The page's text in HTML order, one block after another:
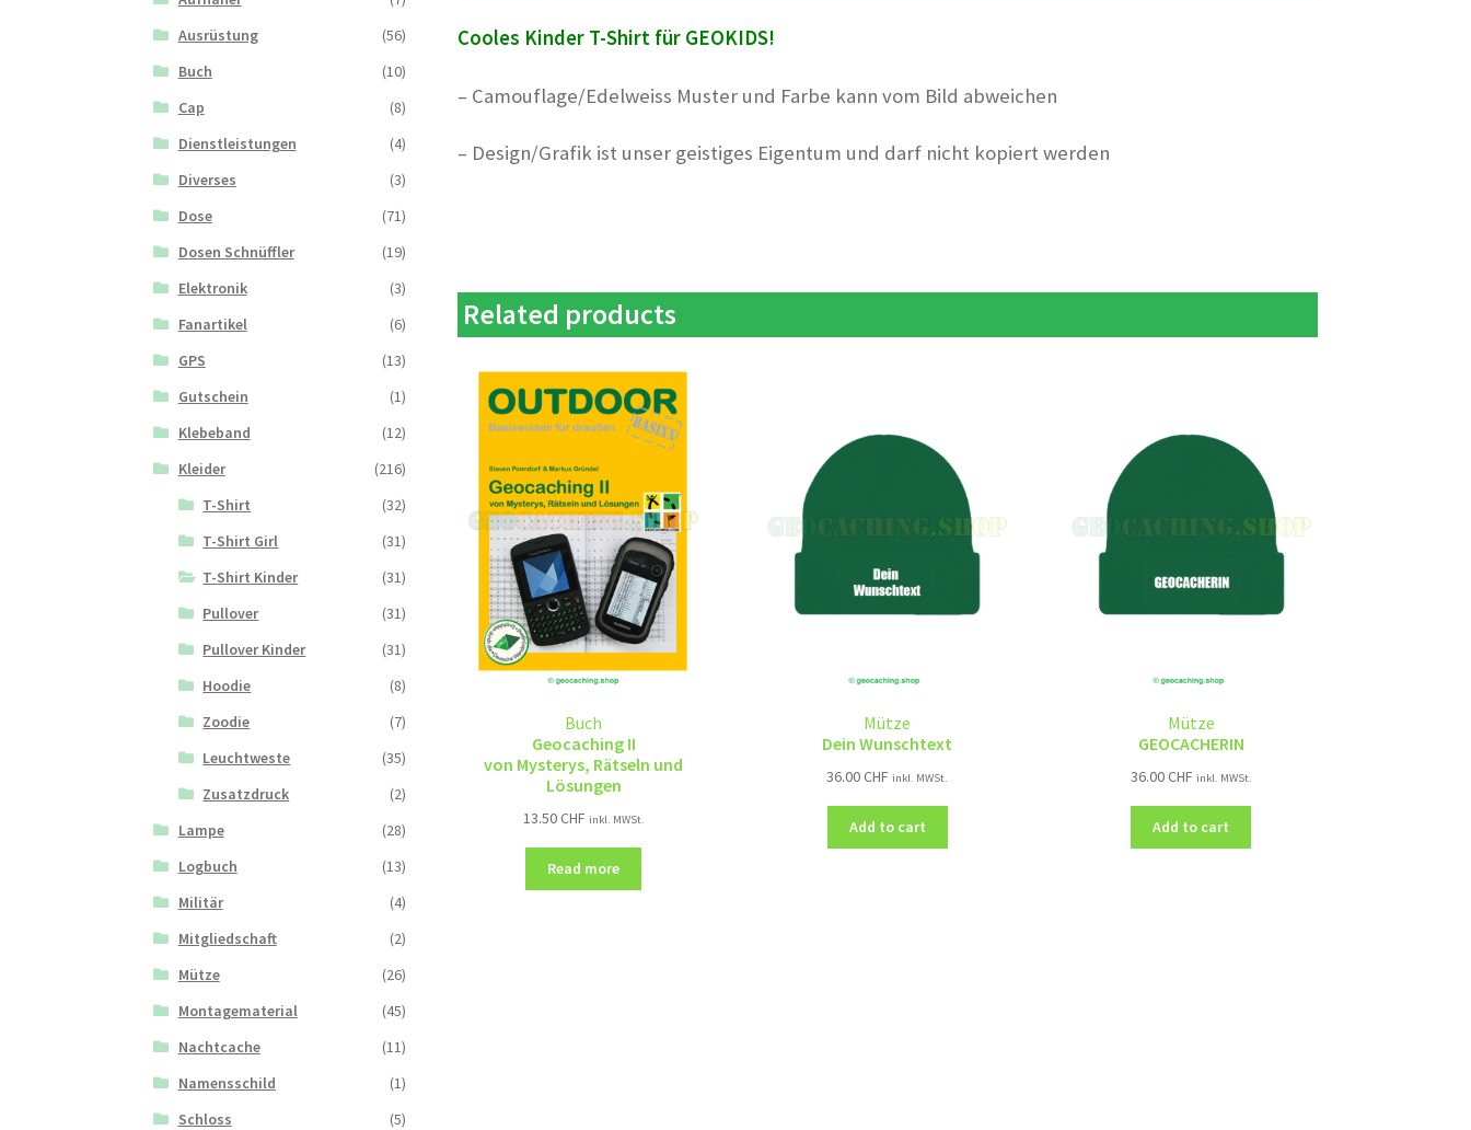
Cooles Kinder T-Shirt für GEOKIDS!
– Camouflage/Edelweiss Muster und Farbe kann vom Bild abweichen
– Design/Grafik ist unser geistiges Eigentum und darf nicht kopiert werden
Related products
Buch
Geocaching II
von Mysterys, Rätseln und
Lösungen
13.50CHF inkl. MWSt.
Read more
Mütze
Dein Wunschtext
36.00CHF inkl. MWSt.
Add to cart
Mütze
GEOCACHERIN
36.00CHF inkl. MWSt.
Add to cart
Ausrüstung
(56)
Buch
(10)
Cap
(8)
Dienstleistungen
(4)
Diverses
(3)
Dose
(71)
Dosen Schnüffler
(19)
Elektronik
(3)
Fanartikel
(6)
GPS
(13)
Gutschein
(1)
Klebeband
(12)
Kleider
(216)
T-Shirt
(32)
T-Shirt Girl
(31)
T-Shirt Kinder
(31)
Pullover
(31)
Pullover Kinder
(31)
Hoodie
(8)
Zoodie
(7)
Leuchtweste
(35)
Zusatzdruck
(2)
Lampe
(28)
Logbuch
(13)
Militär
(4)
Mitgliedschaft
(2)
Mütze
(26)
Montagematerial
(45)
Nachtcache
(11)
Namensschild
(1)
Schloss
(5)